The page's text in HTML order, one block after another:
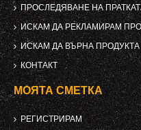
ПРОСЛЕДЯВАНЕ НА
ИСКАМ ДА РЕКЛАМИРАМ
ИСКАМ ДА ВЪРНА ПРОДУКТА
КОНТАКТ
МОЯТА СМЕТКА
РЕГИСТРИРАМ